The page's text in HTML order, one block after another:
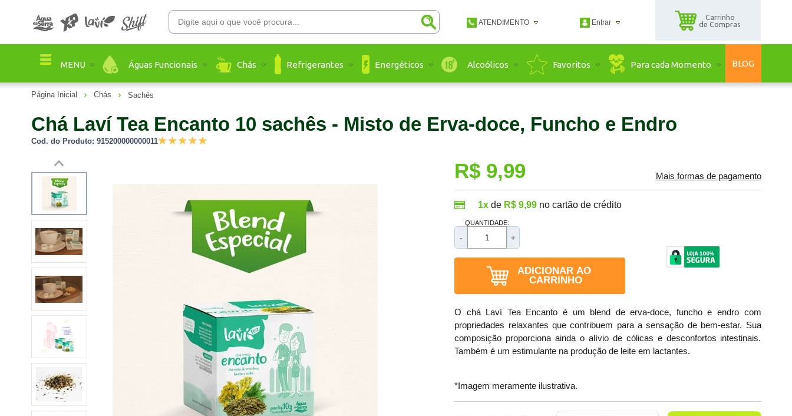
ATENDIMENTO
(48) 3651 2500
Atendimento Online
Entrar
Carrinho
de Compras
MENU Águas Funcionais Chás Refrigerantes Energéticos Alcoólicos Favoritos Para cada Momento BLOG
Página Inicial Chás Sachês
Chá Laví Tea Encanto 10 sachês - Misto de Erva-doce, Funcho e Endro
Cod. do Produto: 915200000000011
R$ 9,99 Mais formas de pagamento
1x de R$ 9,99 no cartão de crédito
QUANTIDADE:
- +
ADICIONAR AO
CARRINHO
O chá Laví Tea Encanto é um blend de erva-doce, funcho e endro com
propriedades relaxantes que contribuem para a sensação de bem-estar. Sua
composição proporciona ainda o alívio de cólicas e desconfortos intestinais.
Também é um estimulante na produção de leite em lactantes.
*Imagem meramente ilustrativa.